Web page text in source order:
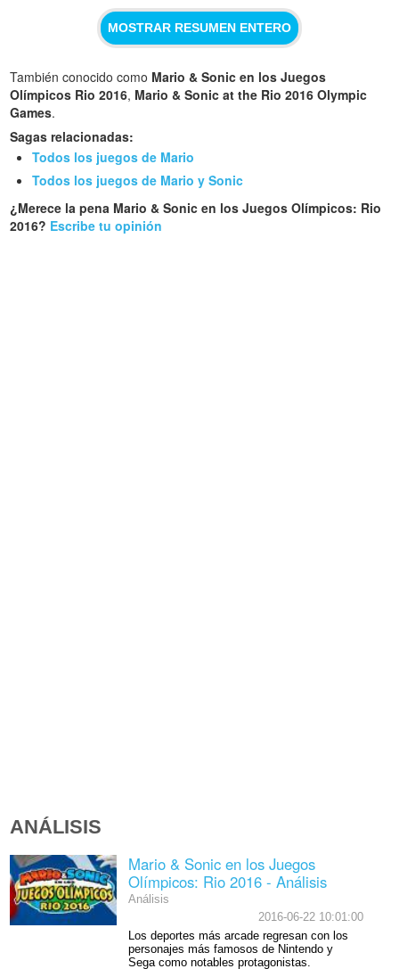
MOSTRAR RESUMEN ENTERO
También conocido como Mario & Sonic en los Juegos
Olímpicos Rio 2016, Mario & Sonic at the Rio 2016 Olympic
Games.
Sagas relacionadas:
Todos los juegos de Mario
Todos los juegos de Mario y Sonic
¿Merece la pena Mario & Sonic en los Juegos Olímpicos: Rio
2016? Escribe tu opinión
ANÁLISIS
Mario & Sonic en los Juegos
Olímpicos: Rio 2016 - Análisis
Análisis
2016-06-22 10:01:00
Los deportes más arcade regresan con los
personajes más famosos de Nintendo y
Sega como notables protagonistas.